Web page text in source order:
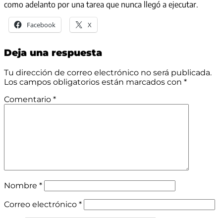
como adelanto por una tarea que nunca llegó a ejecutar.
Facebook X
Deja una respuesta
Tu dirección de correo electrónico no será publicada.
Los campos obligatorios están marcados con *
Comentario *
Nombre *
Correo electrónico *